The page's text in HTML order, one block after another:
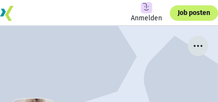
Anmelden
Job posten